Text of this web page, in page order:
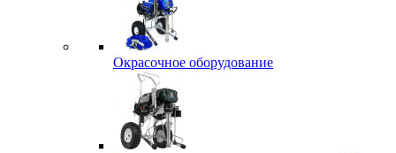
Окрасочное оборудование